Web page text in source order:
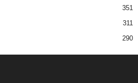
351
311
290